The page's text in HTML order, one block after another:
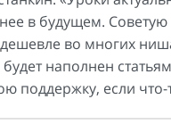
в будущем. Советую
во многих
наполнен
поддержку, если что-